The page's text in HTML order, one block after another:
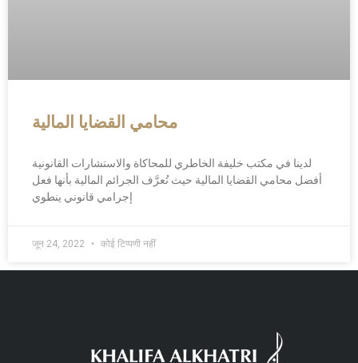
محامي القضايا المالية
لدينا في مكتب خليفة الخاطري للمحاكاة والاستشارات القانونية
أفضل محامي القضايا المالية حيث تُعرَّف الجرائم المالية بأنها فعل
إجرامي قانوني ينطوي
जून 24, 2022 कोई टिप्पणी नहीं